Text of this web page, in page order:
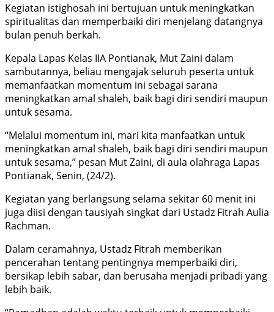
Kegiatan istighosah ini bertujuan untuk meningkatkan
spiritualitas dan memperbaiki diri menjelang datangnya
bulan penuh berkah.
Kepala Lapas Kelas IIA Pontianak, Mut Zaini dalam
sambutannya, beliau mengajak seluruh peserta untuk
memanfaatkan momentum ini sebagai sarana
meningkatkan amal shaleh, baik bagi diri sendiri maupun
untuk sesama.
“Melalui momentum ini, mari kita manfaatkan untuk
meningkatkan amal shaleh, baik bagi diri sendiri maupun
untuk sesama,” pesan Mut Zaini, di aula olahraga Lapas
Pontianak, Senin, (24/2).
Kegiatan yang berlangsung selama sekitar 60 menit ini
juga diisi dengan tausiyah singkat dari Ustadz Fitrah Aulia
Rachman.
Dalam ceramahnya, Ustadz Fitrah memberikan
pencerahan tentang pentingnya memperbaiki diri,
bersikap lebih sabar, dan berusaha menjadi pribadi yang
lebih baik.